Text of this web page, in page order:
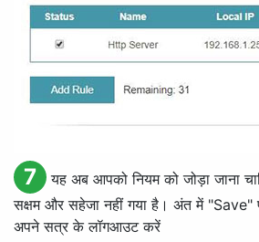
7
यह अब आपको नियम को जोड़ा जाना
सक्षम और सहेजा नहीं गया है। अंत में "Save"
अपने सत्र के लॉगआउट करें